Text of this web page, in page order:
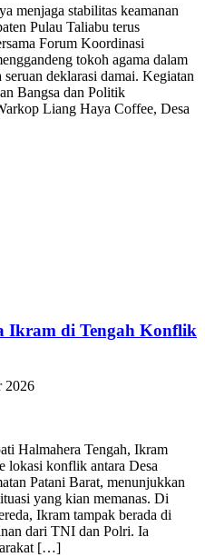
menjaga stabilitas keamanan
Pulau Taliabu terus
Forum Koordinasi
tokoh agama dalam
deklarasi damai. Kegiatan
Bangsa dan Politik
Liang Haya Coffee, Desa
Ikram di Tengah Konflik
2026
Halmahera Tengah, Ikram
lokasi konflik antara Desa
Patani Barat, menunjukkan
yang kian memanas. Di
Ikram tampak berada di
dari TNI dan Polri. Ia
[…]